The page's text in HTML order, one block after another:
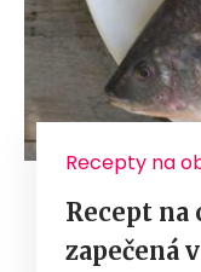
Recepty na
Recept
zapečená